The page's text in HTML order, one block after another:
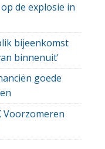
de explosie in
bijeenkomst
binnenuit'
goede
Voorzomeren